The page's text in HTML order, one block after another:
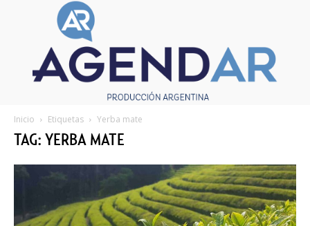
Inicio Etiquetas Yerba mate
TAG: YERBA MATE